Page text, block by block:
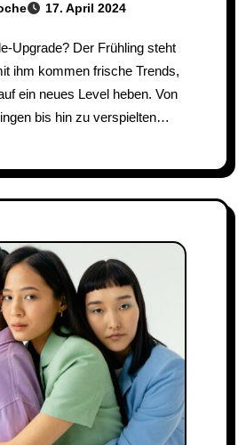
17. April 2024
ihm kommen frische Trends,
ein neues Level heben. Von
bis hin zu verspielten…